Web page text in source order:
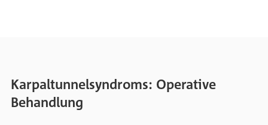
Karpaltunnelsyndroms: Operative
Behandlung